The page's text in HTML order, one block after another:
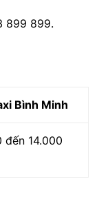
899 899.
Bình Minh
đến 14.000